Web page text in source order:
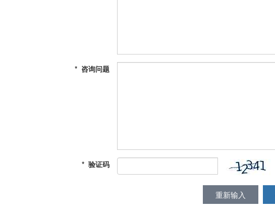
* 咨询问题
* 验证码
重新输入